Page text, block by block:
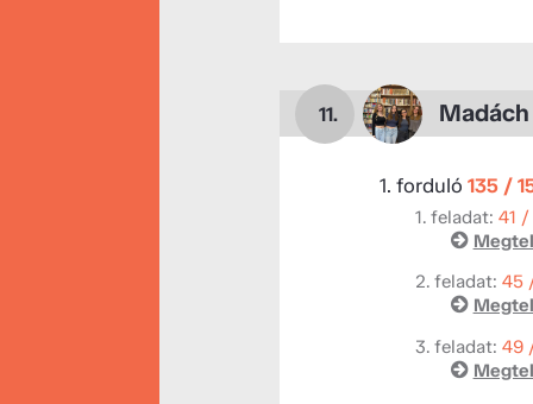
11.
1. forduló 135 /
1. feladat: 41
2. feladat: 45
3. feladat: 49